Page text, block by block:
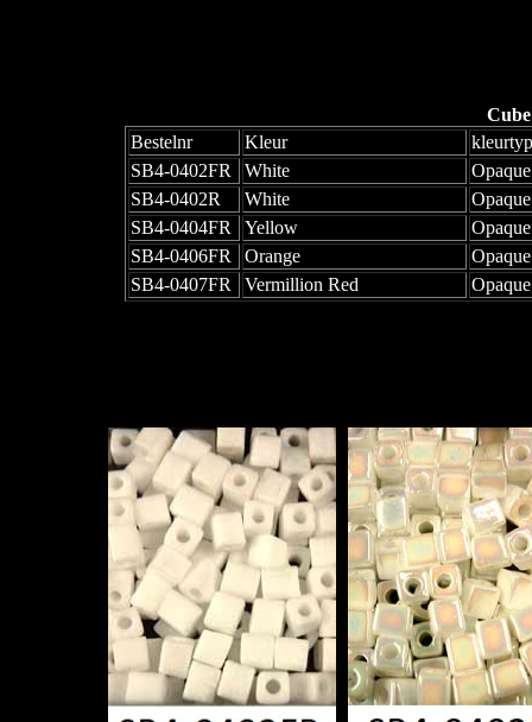
Bestelnr
Kleur
SB4-0402FR
White
SB4-0402R
White
SB4-0404FR
Yellow
SB4-0406FR
Orange
SB4-0407FR
Vermillion Red